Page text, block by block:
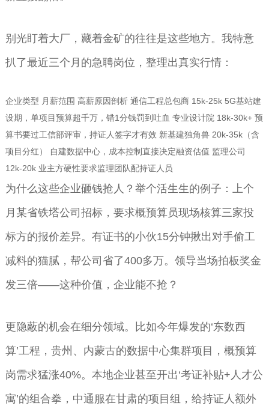
别光盯着大厂，藏着金矿的往往是这些地方。我特意
扒了最近三个月的急聘岗位，整理出真实行情：
企业类型 月薪范围 高薪原因剖析 通信工程总包商 15k-25k 5G基站建
设期，单项目预算超千万，错1分钱罚到吐血 专业设计院 18k-30k+ 预
算书要过工信部评审，持证人签字才有效 新基建独角兽 20k-35k（含
项目分红） 自建数据中心，成本控制直接决定融资估值 监理公司
12k-20k 业主方硬性要求监理团队配持证人员
为什么这些企业砸钱抢人？举个活生生的例子：上个
月某省铁塔公司招标，要求概预算员现场核算三家投
标方的报价差异。有证书的小伙15分钟揪出对手偷工
减料的猫腻，帮公司省了400多万。领导当场拍板奖金
发三倍——这种价值，企业能不抢？
更隐蔽的机会在细分领域。比如今年爆发的‘东数西
算’工程，贵州、内蒙古的数据中心集群项目，概预算
岗需求猛涨40%。本地企业甚至开出‘考证补贴+人才公
寓’的组合拳，中通服在甘肃的项目组，给持证人额外